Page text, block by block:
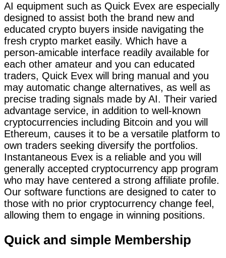
AI equipment such as Quick Evex are especially
designed to assist both the brand new and
educated crypto buyers inside navigating the
fresh crypto market easily. Which have a
person-amicable interface readily available for
each other amateur and you can educated
traders, Quick Evex will bring manual and you
may automatic change alternatives, as well as
precise trading signals made by AI. Their varied
advantage service, in addition to well-known
cryptocurrencies including Bitcoin and you will
Ethereum, causes it to be a versatile platform to
own traders seeking diversify the portfolios.
Instantaneous Evex is a reliable and you will
generally accepted cryptocurrency app program
who may have centered a strong affiliate profile.
Our software functions are designed to cater to
those with no prior cryptocurrency change feel,
allowing them to engage in winning positions.
Quick and simple Membership